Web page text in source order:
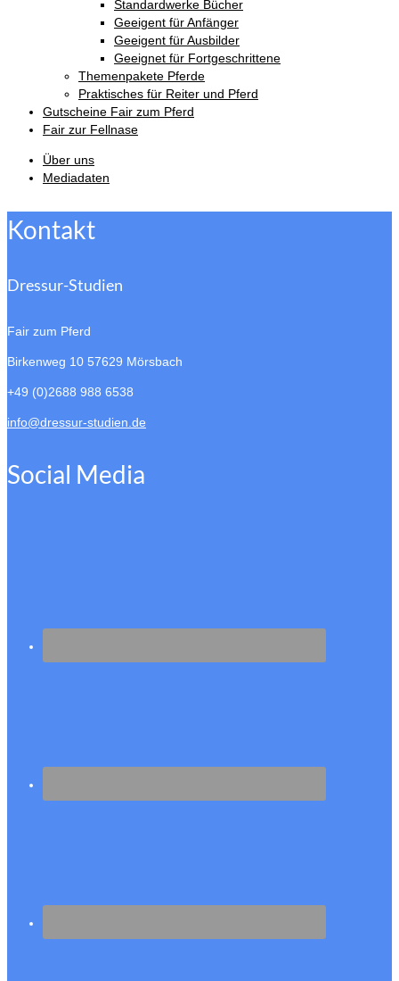
Standardwerke Bücher
Geeigent für Anfänger
Geeigent für Ausbilder
Geeignet für Fortgeschrittene
Themenpakete Pferde
Praktisches für Reiter und Pferd
Gutscheine Fair zum Pferd
Fair zur Fellnase
Über uns
Mediadaten
Kontakt
Dressur-Studien
Fair zum Pferd
Birkenweg 10 57629 Mörsbach
+49 (0)2688 988 6538
info@dressur-studien.de
Social Media